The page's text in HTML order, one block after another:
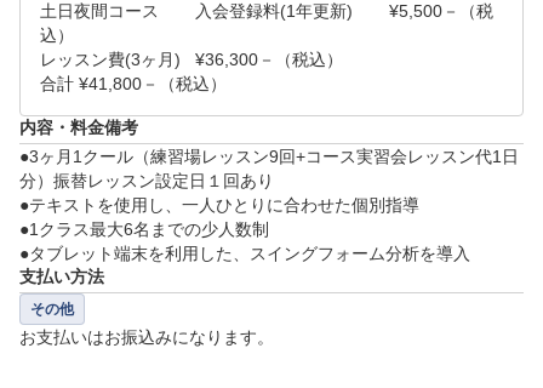
今まで以上の成果を実感することができるでしょう。
土日夜間コース	入会登録料(1年更新)	¥5,500－（税
込）
レッスン費(3ヶ月)	¥36,300－（税込）
合計	¥41,800－（税込）
内容・料金備考
●3ヶ月1クール（練習場レッスン9回+コース実習会レッスン代1日
分）振替レッスン設定日１回あり
●テキストを使用し、一人ひとりに合わせた個別指導
●1クラス最大6名までの少人数制
●タブレット端末を利用した、スイングフォーム分析を導入
支払い方法
その他
お支払いはお振込みになります。